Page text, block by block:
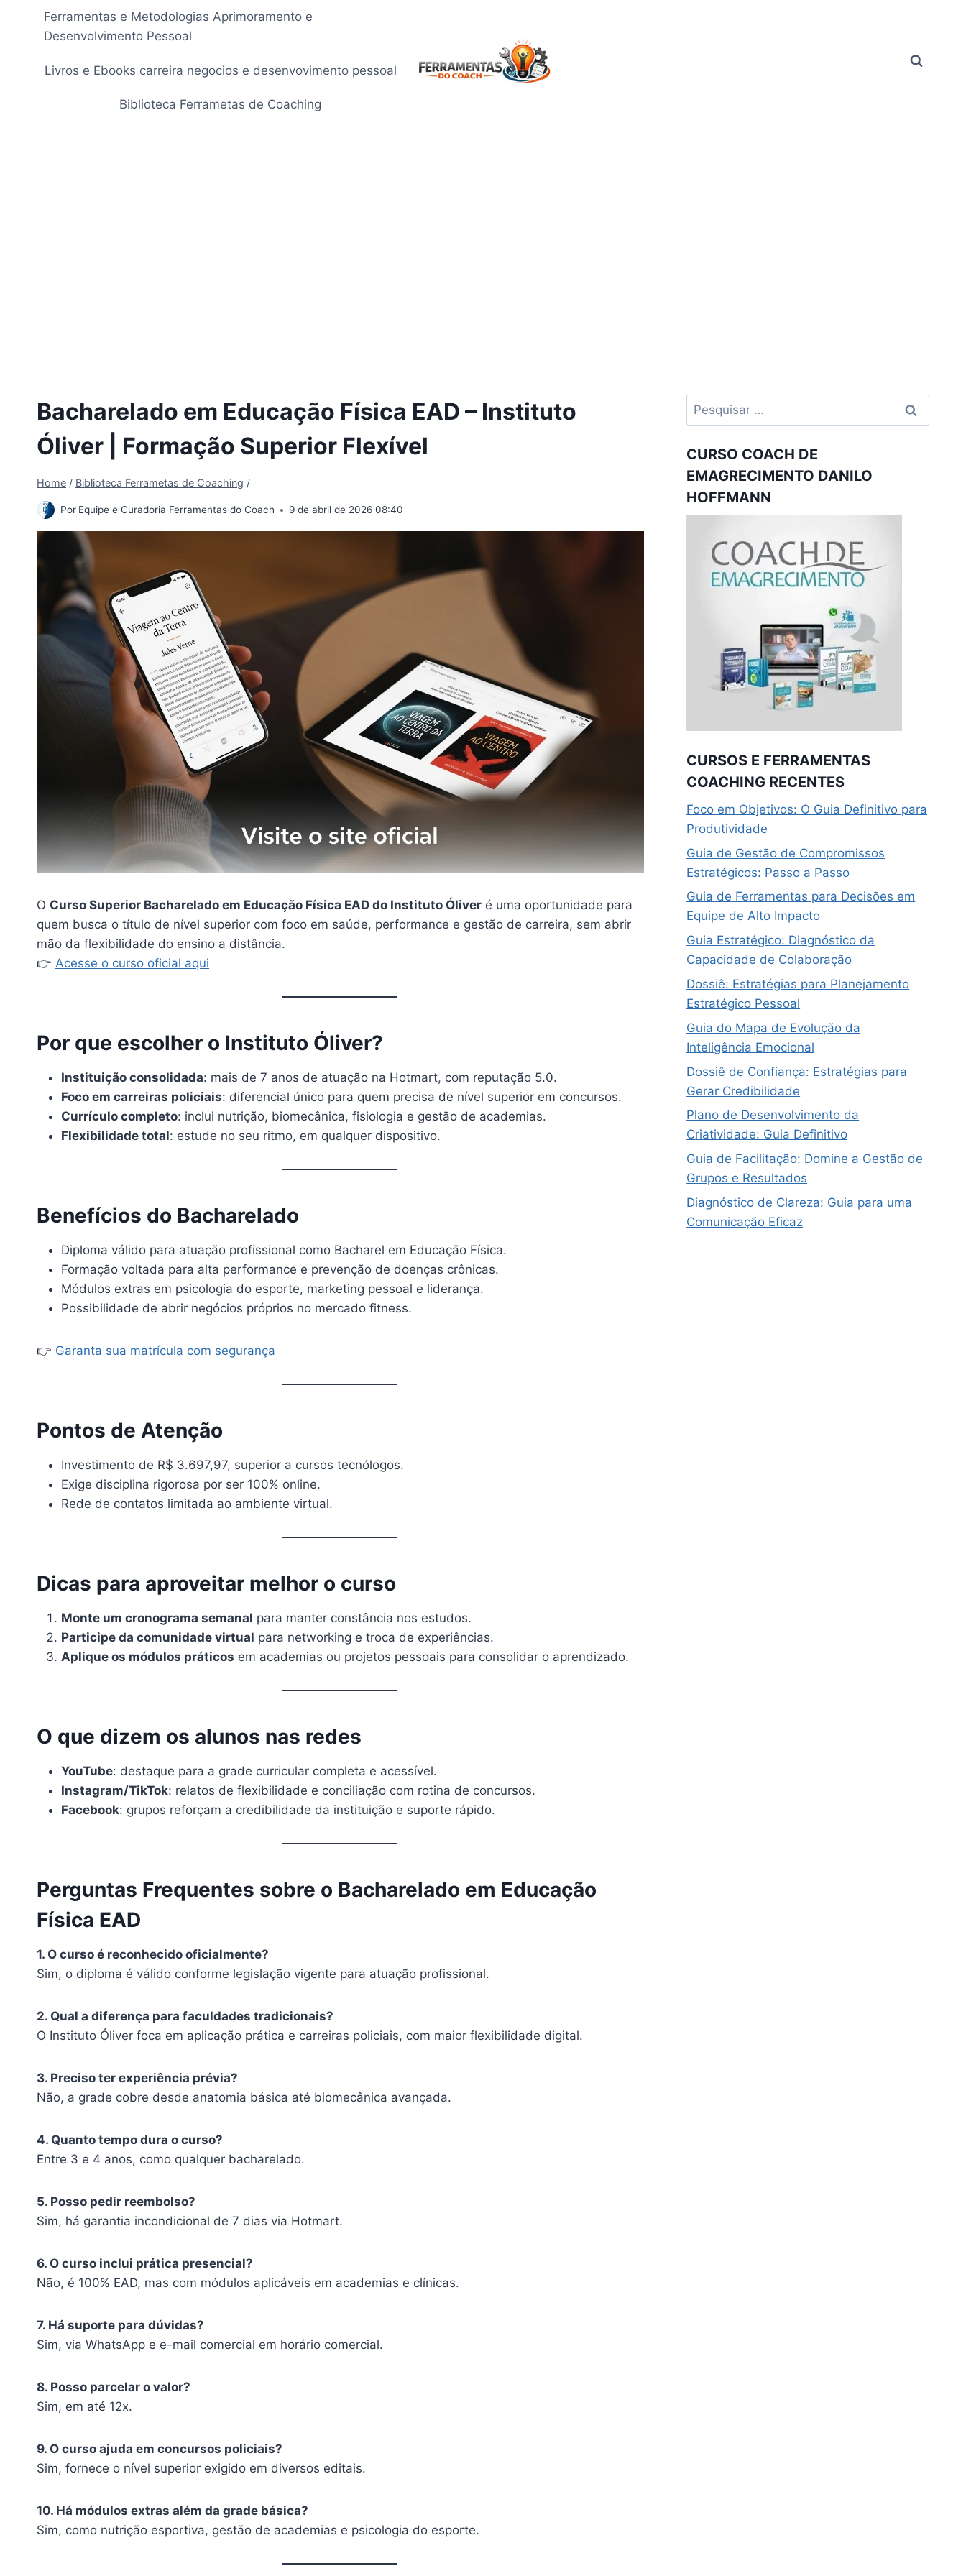
Conteúdo
Ferramentas e Metodologias Aprimoramento e
Desenvolvimento Pessoal
Livros e Ebooks carreira negocios e desenvovimento pessoal
Biblioteca Ferrametas de Coaching
Bacharelado em Educação Física EAD – Instituto
Óliver | Formação Superior Flexível
Home / Biblioteca Ferrametas de Coaching /
Por Equipe e Curadoria Ferramentas do Coach 9 de abril de 2026 08:40
O Curso Superior Bacharelado em Educação Física EAD do Instituto Óliver é uma oportunidade para
quem busca o título de nível superior com foco em saúde, performance e gestão de carreira, sem abrir
mão da flexibilidade do ensino a distância.
👉 Acesse o curso oficial aqui
Por que escolher o Instituto Óliver?
Instituição consolidada: mais de 7 anos de atuação na Hotmart, com reputação 5.0.
Foco em carreiras policiais: diferencial único para quem precisa de nível superior em concursos.
Currículo completo: inclui nutrição, biomecânica, fisiologia e gestão de academias.
Flexibilidade total: estude no seu ritmo, em qualquer dispositivo.
Benefícios do Bacharelado
Diploma válido para atuação profissional como Bacharel em Educação Física.
Formação voltada para alta performance e prevenção de doenças crônicas.
Módulos extras em psicologia do esporte, marketing pessoal e liderança.
Possibilidade de abrir negócios próprios no mercado fitness.
👉 Garanta sua matrícula com segurança
Pontos de Atenção
Investimento de R$ 3.697,97, superior a cursos tecnólogos.
Exige disciplina rigorosa por ser 100% online.
Rede de contatos limitada ao ambiente virtual.
Dicas para aproveitar melhor o curso
Monte um cronograma semanal para manter constância nos estudos.
Participe da comunidade virtual para networking e troca de experiências.
Aplique os módulos práticos em academias ou projetos pessoais para consolidar o aprendizado.
O que dizem os alunos nas redes
YouTube: destaque para a grade curricular completa e acessível.
Instagram/TikTok: relatos de flexibilidade e conciliação com rotina de concursos.
Facebook: grupos reforçam a credibilidade da instituição e suporte rápido.
Perguntas Frequentes sobre o Bacharelado em Educação
Física EAD
1. O curso é reconhecido oficialmente?
Sim, o diploma é válido conforme legislação vigente para atuação profissional.
2. Qual a diferença para faculdades tradicionais?
O Instituto Óliver foca em aplicação prática e carreiras policiais, com maior flexibilidade digital.
3. Preciso ter experiência prévia?
Não, a grade cobre desde anatomia básica até biomecânica avançada.
4. Quanto tempo dura o curso?
Entre 3 e 4 anos, como qualquer bacharelado.
5. Posso pedir reembolso?
Sim, há garantia incondicional de 7 dias via Hotmart.
6. O curso inclui prática presencial?
Não, é 100% EAD, mas com módulos aplicáveis em academias e clínicas.
7. Há suporte para dúvidas?
Sim, via WhatsApp e e-mail comercial em horário comercial.
8. Posso parcelar o valor?
Sim, em até 12x.
9. O curso ajuda em concursos policiais?
Sim, fornece o nível superior exigido em diversos editais.
10. Há módulos extras além da grade básica?
Sim, como nutrição esportiva, gestão de academias e psicologia do esporte.
Pesquisar
por:
CURSO COACH DE
EMAGRECIMENTO DANILO
HOFFMANN
CURSOS E FERRAMENTAS
COACHING RECENTES
Foco em Objetivos: O Guia Definitivo para
Produtividade
Guia de Gestão de Compromissos
Estratégicos: Passo a Passo
Guia de Ferramentas para Decisões em
Equipe de Alto Impacto
Guia Estratégico: Diagnóstico da
Capacidade de Colaboração
Dossiê: Estratégias para Planejamento
Estratégico Pessoal
Guia do Mapa de Evolução da
Inteligência Emocional
Dossiê de Confiança: Estratégias para
Gerar Credibilidade
Plano de Desenvolvimento da
Criatividade: Guia Definitivo
Guia de Facilitação: Domine a Gestão de
Grupos e Resultados
Diagnóstico de Clareza: Guia para uma
Comunicação Eficaz